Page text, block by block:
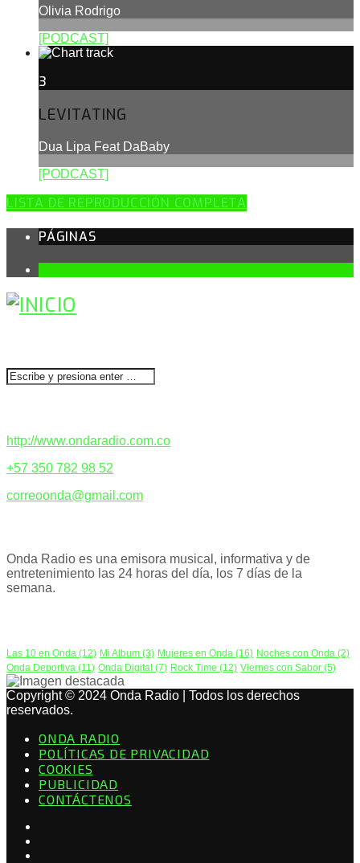
Olivia Rodrigo
[PODCAST]
3
LEVITATING
Dua Lipa Feat DaBaby
[PODCAST]
LISTA DE REPRODUCCIÓN COMPLETA
PÁGINAS
http://www.ondaradio.com.co
+57 350 782 98 52
correoonda@gmail.com
Onda Radio es una emisora musical, informativa y de
entretenimiento las 24 horas del día, los 7 días de la
semana.
Las 10 en Onda (12) Mi Album (3) Mujeres en Onda (16) Noches con Onda (2)
Onda Deportiva (11) Onda Digital (7) Rock Time (12) Viernes con Sabor (5)
Copyright © 2024 Onda Radio | Todos los derechos
reservados.
ONDA RADIO
POLÍTICAS DE PRIVACIDAD
COOKIES
PUBLICIDAD
CONTÁCTENOS